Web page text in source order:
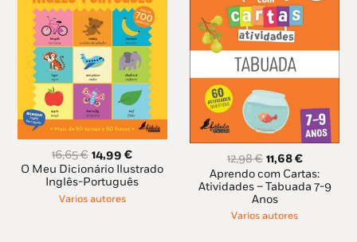
16,65€ O
preço
original
era:
14,99€O
preço
atual
O Meu Dicionário Ilustrado
Inglês-Português
Varios autores
12,98€ O
preço
original
era:
12,98 €.
11,68€O
preço
atual
Aprendo com Cartas:
Atividades – Tabuada 7-9
Anos
Varios autores